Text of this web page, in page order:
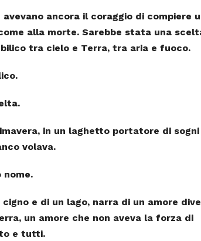
ancora il coraggio di compiere
alla morte. Sarebbe stata una
tra cielo e Terra, tra aria e fuoco.
in un laghetto portatore di sogni
volava.
nome.
e di un lago, narra di un amore
un amore che non aveva la forza di
e tutti.